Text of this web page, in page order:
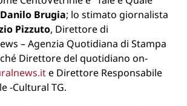
Danilo Brugia; lo stimato giornalista
Pizzuto, Direttore di
– Agenzia Quotidiana di Stampa
Direttore del quotidiano on-
e Direttore Responsabile
-Cultural TG.